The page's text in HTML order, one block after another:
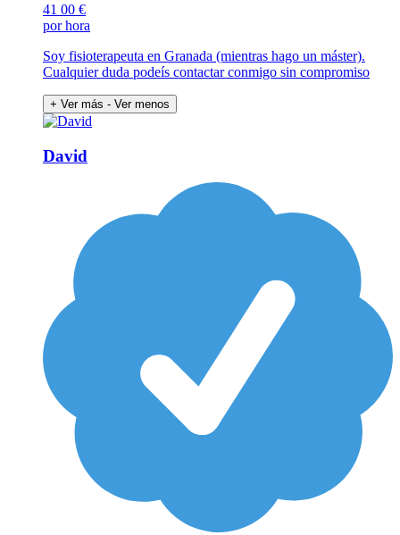
41 00 €
por hora
Soy fisioterapeuta en Granada (mientras hago un máster).
Cualquier duda podeís contactar conmigo sin compromiso
+ Ver más - Ver menos
David